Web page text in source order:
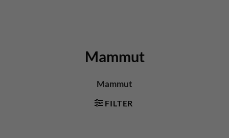
Mammut
Mammut
FILTER